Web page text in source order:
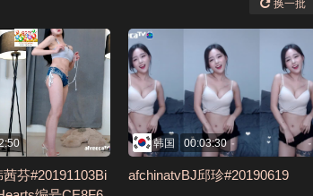
换一批
芬#20191103Bi
韩国 00:03:30
afchinatvBJ邱珍#20190619